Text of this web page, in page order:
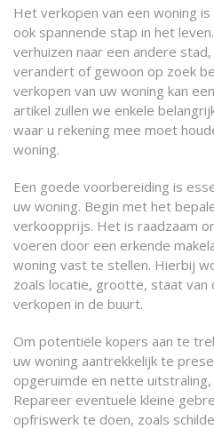
Het verkopen van een woning
ook spannende stap in het
verhuizen naar een andere
verandert of gewoon op zoek
verkopen van uw woning kan
artikel zullen we enkele
waar u rekening mee moet
woning.
Een goede voorbereiding is
uw woning. Begin met het
verkoopprijs. Het is raadzaam
voeren door een erkende
woning vast te stellen. Hierbij
zoals locatie, grootte, staat van
verkopen in de buurt.
Om potentiële kopers aan te
uw woning aantrekkelijk te
opgeruimde en nette
Repareer eventuele kleine
opfriswerk te doen, zoals